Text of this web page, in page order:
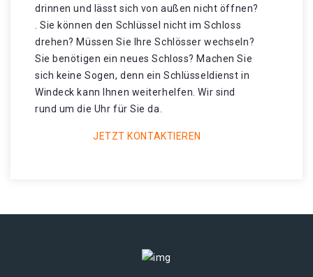
drinnen und lässt sich von außen nicht öffnen?
. Sie können den Schlüssel nicht im Schloss
drehen? Müssen Sie Ihre Schlösser wechseln?
Sie benötigen ein neues Schloss? Machen Sie
sich keine Sogen, denn ein Schlüsseldienst in
Windeck kann Ihnen weiterhelfen. Wir sind
rund um die Uhr für Sie da.
JETZT KONTAKTIEREN